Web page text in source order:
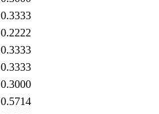
0.3333
0.2222
0.3333
0.3333
0.3000
0.5714